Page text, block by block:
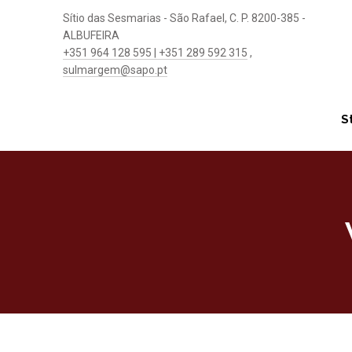
Sítio das Sesmarias - São Rafael, C. P. 8200-385 -
ALBUFEIRA
+351 964 128 595 | +351 289 592 315 ,
sulmargem@sapo.pt